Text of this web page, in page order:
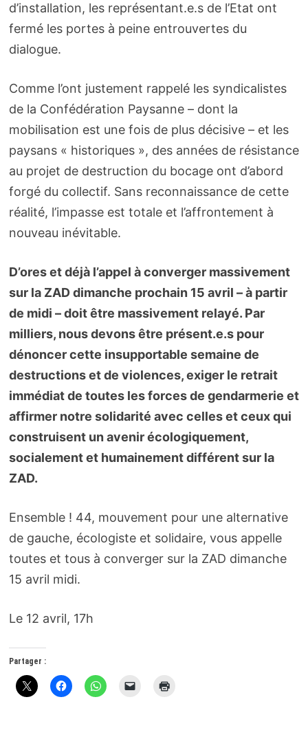
d’installation, les représentant.e.s de l’Etat ont
fermé les portes à peine entrouvertes du
dialogue.
Comme l’ont justement rappelé les syndicalistes
de la Confédération Paysanne – dont la
mobilisation est une fois de plus décisive – et les
paysans « historiques », des années de résistance
au projet de destruction du bocage ont d’abord
forgé du collectif. Sans reconnaissance de cette
réalité, l’impasse est totale et l’affrontement à
nouveau inévitable.
D’ores et déjà l’appel à converger massivement
sur la ZAD dimanche prochain 15 avril – à partir
de midi – doit être massivement relayé. Par
milliers, nous devons être présent.e.s pour
dénoncer cette insupportable semaine de
destructions et de violences, exiger le retrait
immédiat de toutes les forces de gendarmerie et
affirmer notre solidarité avec celles et ceux qui
construisent un avenir écologiquement,
socialement et humainement différent sur la
ZAD.
Ensemble ! 44, mouvement pour une alternative
de gauche, écologiste et solidaire, vous appelle
toutes et tous à converger sur la ZAD dimanche
15 avril midi.
Le 12 avril, 17h
Partager :